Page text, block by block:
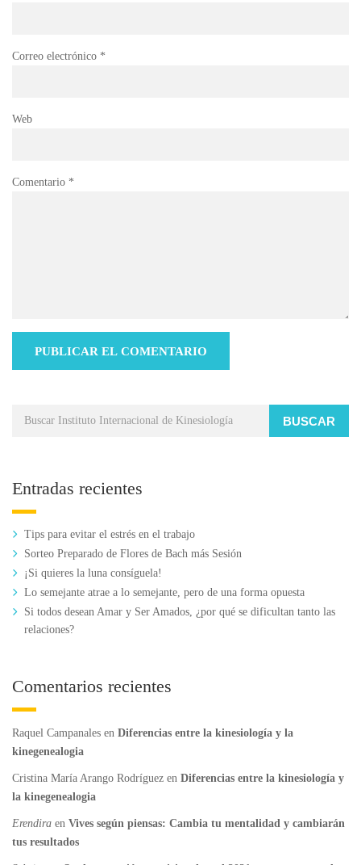
Correo electrónico *
Web
Comentario *
BUSCAR
Entradas recientes
Tips para evitar el estrés en el trabajo
Sorteo Preparado de Flores de Bach más Sesión
¡Si quieres la luna consíguela!
Lo semejante atrae a lo semejante, pero de una forma opuesta
Si todos desean Amar y Ser Amados, ¿por qué se dificultan tanto las
relaciones?
Comentarios recientes
Raquel Campanales en Diferencias entre la kinesiología y la
kinegenealogia
Cristina María Arango Rodríguez en Diferencias entre la kinesiología y
la kinegenealogia
Erendira en Vives según piensas: Cambia tu mentalidad y cambiarán
tus resultados